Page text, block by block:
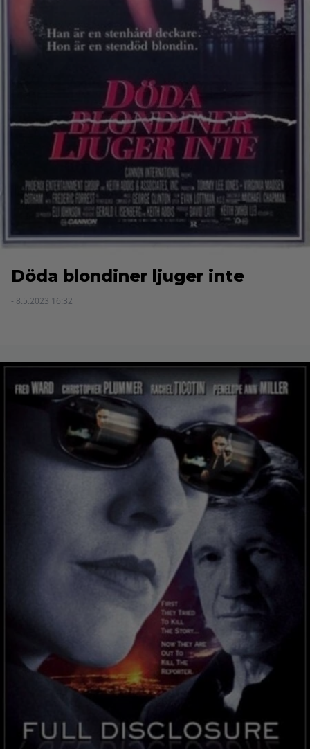
Döda blondiner ljuger inte
- 8.5.2023 16:32